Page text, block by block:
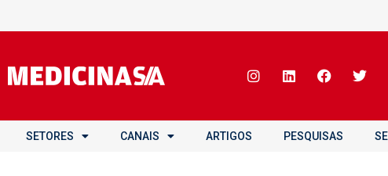
SETORES CANAIS ARTIGOS PESQUISAS